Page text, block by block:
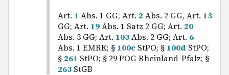
Art. 1 Abs. 1 GG; Art. 2 Abs. 2 GG, Art. 13
GG; Art. 19Abs. 1 Satz 2 GG; Art. 20
Abs. 3 GG; Art. 103Abs. 2 GG; Art. 6
Abs. 1 EMRK; § 100c StPO; § 100d StPO;
§ 261 StPO; § 29 POG Rheinland-Pfalz; §
263 StGB